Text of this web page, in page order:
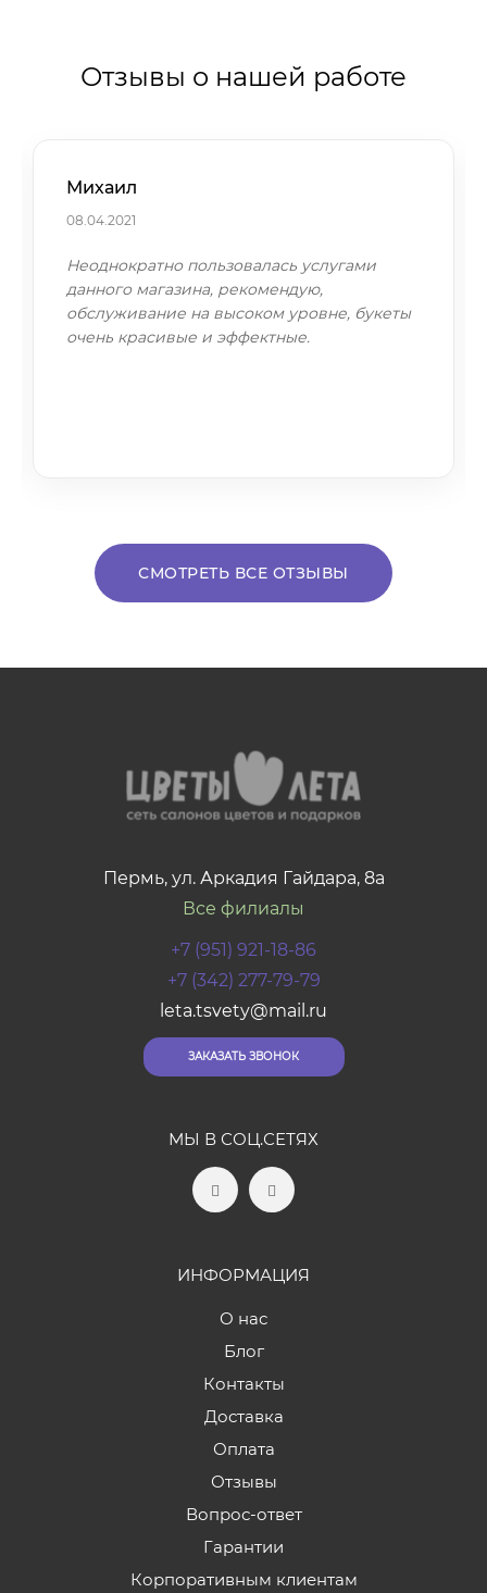
Отзывы о нашей работе
Михаил
08.04.2021
Неоднократно пользовалась услугами
данного магазина, рекомендую,
обслуживание на высоком уровне, букеты
очень красивые и эффектные.
СМОТРЕТЬ ВСЕ ОТЗЫВЫ
Пермь, ул. Аркадия Гайдара, 8а
Все филиалы
+7 (951) 921-18-86
+7 (342) 277-79-79
leta.tsvety@mail.ru
ЗАКАЗАТЬ ЗВОНОК
МЫ В СОЦ.СЕТЯХ
ИНФОРМАЦИЯ
О нас
Блог
Контакты
Доставка
Оплата
Отзывы
Вопрос-ответ
Гарантии
Корпоративным клиентам